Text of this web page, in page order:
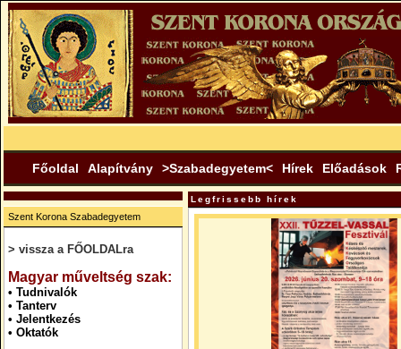
Főoldal Alapítvány >Szabadegyetem< Hírek Előadások
Szent Korona Szabadegyetem
> vissza a FŐOLDALra
Magyar műveltség szak:
• Tudnivalók
• Tanterv
• Jelentkezés
• Oktatók
Legfrissebb hírek